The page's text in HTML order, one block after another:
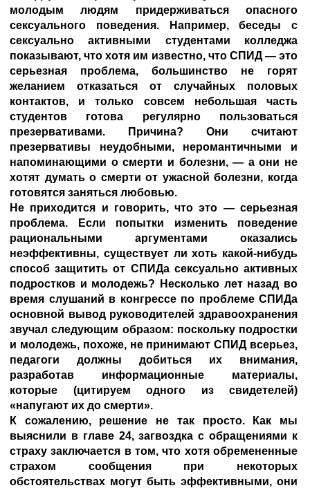
молодым людям придерживаться опасного
сексуального поведения. Например, беседы с
сексуально активными студентами колледжа
показывают, что хотя им известно, что СПИД — это
серьезная проблема, большинство не горят
желанием отказаться от случайных половых
контактов, и только совсем небольшая часть
студентов готова регулярно пользоваться
презервативами. Причина? Они считают
презервативы неудобными, неромантичными и
напоминающими о смерти и болезни, — а они не
хотят думать о смерти от ужасной болезни, когда
готовятся заняться любовью.
Не приходится и говорить, что это — серьезная
проблема. Если попытки изменить поведение
рациональными аргументами оказались
неэффективны, существует ли хоть какой-нибудь
способ защитить от СПИДа сексуально активных
подростков и молодежь? Несколько лет назад во
время слушаний в конгрессе по проблеме СПИДа
основной вывод руководителей здравоохранения
звучал следующим образом: поскольку подростки
и молодежь, похоже, не принимают СПИД всерьез,
педагоги должны добиться их внимания,
разработав информационные материалы,
которые (цитируем одного из свидетелей)
«напугают их до смерти».
К сожалению, решение не так просто. Как мы
выяснили в главе 24, загвоздка с обращениями к
страху заключается в том, что хотя обремененные
страхом сообщения при некоторых
обстоятельствах могут быть эффективными, они